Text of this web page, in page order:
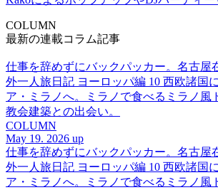
COLUMN
最新の連載コラム記事
仕事を辞めずにバックパッカー。名古屋
外一人旅日記 ヨーロッパ編 10 西欧諸国
ア・ミラノへ。ミラノで食べるミラノ風
教会建築との出会い。
COLUMN
May 19. 2026 up
仕事を辞めずにバックパッカー。名古屋
外一人旅日記 ヨーロッパ編 10 西欧諸国
ア・ミラノへ。ミラノで食べるミラノ風